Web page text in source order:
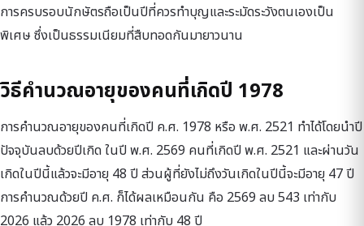
การครบรอบนักษัตรถือเป็นปีที่ควรทำบุญและระมัดระวังตนเองเป็น
พิเศษ ซึ่งเป็นธรรมเนียมที่สืบทอดกันมายาวนาน
วิธีคำนวณอายุของคนที่เกิดปี 1978
การคำนวณอายุของคนที่เกิดปี ค.ศ. 1978 หรือ พ.ศ. 2521 ทำได้โดยนำปี
ปัจจุบันลบด้วยปีเกิด ในปี พ.ศ. 2569 คนที่เกิดปี พ.ศ. 2521 และผ่านวัน
เกิดในปีนี้แล้วจะมีอายุ 48 ปี ส่วนผู้ที่ยังไม่ถึงวันเกิดในปีนี้จะมีอายุ 47 ปี
การคำนวณด้วยปี ค.ศ. ก็ได้ผลเหมือนกัน คือ 2569 ลบ 543 เท่ากับ
2026 แล้ว 2026 ลบ 1978 เท่ากับ 48 ปี